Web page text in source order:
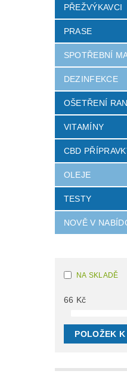
PŘEŽVÝKAVCI
PRASE
SPOTŘEBNÍ
DEZINFEKCE
OŠETŘENÍ RAN
VITAMÍNY
CBD
OLEJE
TESTY
NOVĚ V
NA SKLADĚ
66 Kč
POLOŽEK